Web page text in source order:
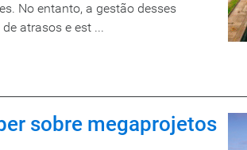
No entanto, a gestão desses
atrasos e est ...
sobre megaprojetos